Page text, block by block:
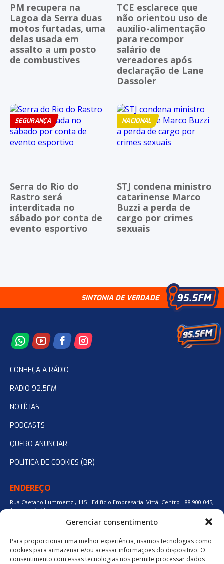
Gerenciar consentimento
Para proporcionar uma melhor experiência, usamos tecnologias como
cookies para armazenar e/ou acessar informações do dispositivo. O
consentimento com essas tecnologias nos permite processar dados
PM recupera na
Lagoa da Serra duas
motos furtadas, uma
delas usada em
assalto a um posto
de combustives
TCE esclarece que
não orientou uso de
auxílio-alimentação
para recompor
salário de
vereadores após
declaração de Lane
Dassoler
SEGURANÇA
Serra do Rio do
Rastro será
interditada no
sábado por conta de
evento esportivo
NACIONAL
STJ condena ministro
catarinense Marco
Buzzi a perda de
cargo por crimes
sexuais
SINTONIA DE VERDADE
CONHEÇA A RÁDIO
RADIO 92.5FM
NOTÍCIAS
PODCASTS
QUERO ANUNCIAR
POLÍTICA DE COOKIES (BR)
ENDEREÇO
Rua Caetano Lummertz , 115 - Edifício Empresarial Vittá. Centro - 88.900-045,
Araranguá, SC.
48 3524-0137